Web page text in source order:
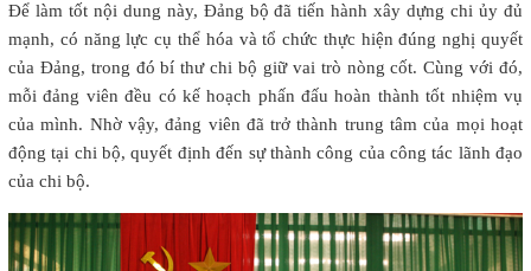
Để làm tốt nội dung này, Đảng bộ đã tiến hành xây dựng chi ủy đủ
mạnh, có năng lực cụ thể hóa và tổ chức thực hiện đúng nghị quyết
của Đảng, trong đó bí thư chi bộ giữ vai trò nòng cốt. Cùng với đó,
mỗi đảng viên đều có kế hoạch phấn đấu hoàn thành tốt nhiệm vụ
của mình. Nhờ vậy, đảng viên đã trở thành trung tâm của mọi hoạt
động tại chi bộ, quyết định đến sự thành công của công tác lãnh đạo
của chi bộ.